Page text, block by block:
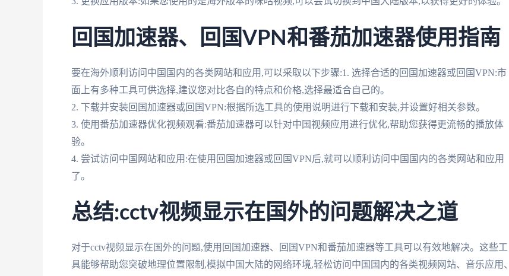
回国加速器、回国VPN和番茄加速器使用指南
要在海外顺利访问中国国内的各类网站和应用,可以采取以下步骤:1. 选择合适的回国加速器或回国VPN:市
面上有多种工具可供选择,建议您对比各自的特点和价格,选择最适合自己的。
2. 下载并安装回国加速器或回国VPN:根据所选工具的使用说明进行下载和安装,并设置好相关参数。
3. 使用番茄加速器优化视频观看:番茄加速器可以针对中国视频应用进行优化,帮助您获得更流畅的播放体
验。
4. 尝试访问中国网站和应用:在使用回国加速器或回国VPN后,就可以顺利访问中国国内的各类网站和应用
了。
总结:cctv视频显示在国外的问题解决之道
对于cctv视频显示在国外的问题,使用回国加速器、回国VPN和番茄加速器等工具可以有效地解决。这些工
具能够帮助您突破地理位置限制,模拟中国大陆的网络环境,轻松访问中国国内的各类视频网站、音乐应用、